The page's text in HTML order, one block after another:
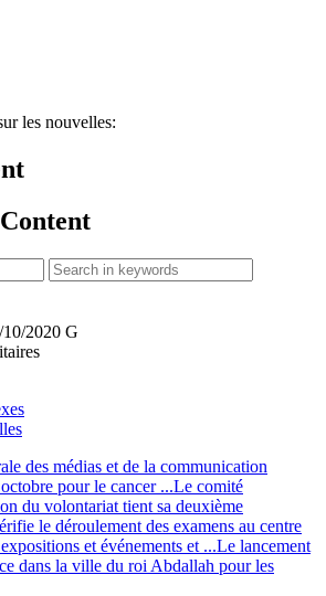
les nouvelles:
10/2020 G
des médias et de la communication
pour le cancer ...Le comité
du volontariat tient sa deuxième
le déroulement des examens au centre
et événements et ...Le lancement
dans la ville du roi Abdallah pour les